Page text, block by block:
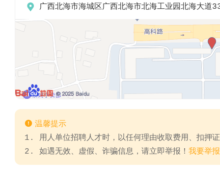
 广西北海市海城区广西北海市北海工业园北海大道
 温馨提示
1. 用人单位招聘人才时，以任何理由收取费用、扣押
2. 如遇无效、虚假、诈骗信息，请立即举报！ 我要举报